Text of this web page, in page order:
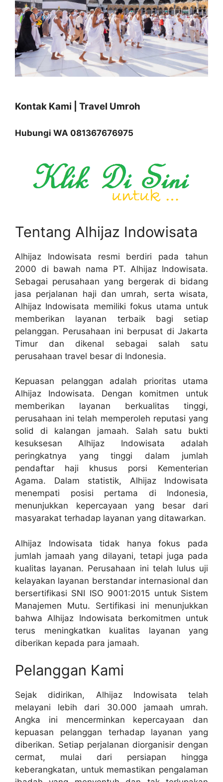
Kontak Kami | Travel Umroh
Hubungi WA 081367676975
Tentang Alhijaz Indowisata
Alhijaz Indowisata resmi berdiri pada tahun
2000 di bawah nama PT. Alhijaz Indowisata.
Sebagai perusahaan yang bergerak di bidang
jasa perjalanan haji dan umrah, serta wisata,
Alhijaz Indowisata memiliki fokus utama untuk
memberikan layanan terbaik bagi setiap
pelanggan. Perusahaan ini berpusat di Jakarta
Timur dan dikenal sebagai salah satu
perusahaan travel besar di Indonesia.
Kepuasan pelanggan adalah prioritas utama
Alhijaz Indowisata. Dengan komitmen untuk
memberikan layanan berkualitas tinggi,
perusahaan ini telah memperoleh reputasi yang
solid di kalangan jamaah. Salah satu bukti
kesuksesan Alhijaz Indowisata adalah
peringkatnya yang tinggi dalam jumlah
pendaftar haji khusus porsi Kementerian
Agama. Dalam statistik, Alhijaz Indowisata
menempati posisi pertama di Indonesia,
menunjukkan kepercayaan yang besar dari
masyarakat terhadap layanan yang ditawarkan.
Alhijaz Indowisata tidak hanya fokus pada
jumlah jamaah yang dilayani, tetapi juga pada
kualitas layanan. Perusahaan ini telah lulus uji
kelayakan layanan berstandar internasional dan
bersertifikasi SNI ISO 9001:2015 untuk Sistem
Manajemen Mutu. Sertifikasi ini menunjukkan
bahwa Alhijaz Indowisata berkomitmen untuk
terus meningkatkan kualitas layanan yang
diberikan kepada para jamaah.
Pelanggan Kami
Sejak didirikan, Alhijaz Indowisata telah
melayani lebih dari 30.000 jamaah umrah.
Angka ini mencerminkan kepercayaan dan
kepuasan pelanggan terhadap layanan yang
diberikan. Setiap perjalanan diorganisir dengan
cermat, mulai dari persiapan hingga
keberangkatan, untuk memastikan pengalaman